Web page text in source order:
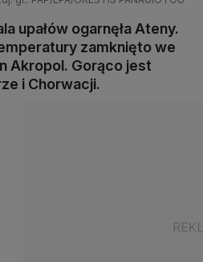
upałów ogarnęła Ateny.
zamknięto we
Akropol. Gorąco jest
i Chorwacji.